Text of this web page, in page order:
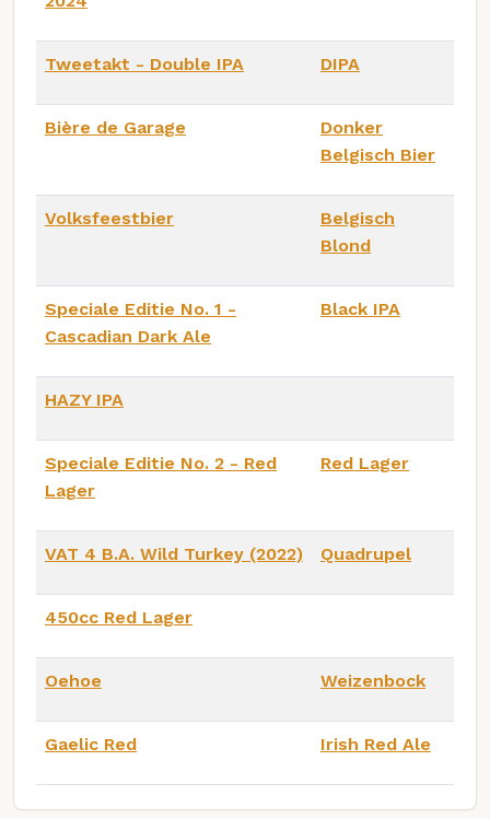
Tweetakt - Double IPA DIPA
Bière de Garage
Donker
Belgisch Bier
Volksfeestbier
Belgisch
Blond
Speciale Editie No. 1 -
Cascadian Dark Ale
Black IPA
HAZY IPA
Speciale Editie No. 2 - Red
Lager
Red Lager
VAT 4 B.A. Wild Turkey (2022) Quadrupel
450cc Red Lager
Oehoe Weizenbock
Gaelic Red Irish Red Ale